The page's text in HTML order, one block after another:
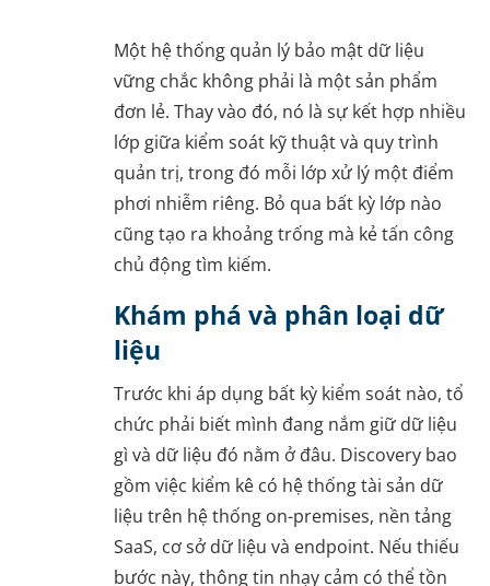
Một hệ thống quản lý bảo mật dữ liệu
vững chắc không phải là một sản phẩm
đơn lẻ. Thay vào đó, nó là sự kết hợp nhiều
lớp giữa kiểm soát kỹ thuật và quy trình
quản trị, trong đó mỗi lớp xử lý một điểm
phơi nhiễm riêng. Bỏ qua bất kỳ lớp nào
cũng tạo ra khoảng trống mà kẻ tấn công
chủ động tìm kiếm.
Khám phá và phân loại dữ
liệu
Trước khi áp dụng bất kỳ kiểm soát nào, tổ
chức phải biết mình đang nắm giữ dữ liệu
gì và dữ liệu đó nằm ở đâu. Discovery bao
gồm việc kiểm kê có hệ thống tài sản dữ
liệu trên hệ thống on-premises, nền tảng
SaaS, cơ sở dữ liệu và endpoint. Nếu thiếu
bước này, thông tin nhạy cảm có thể tồn